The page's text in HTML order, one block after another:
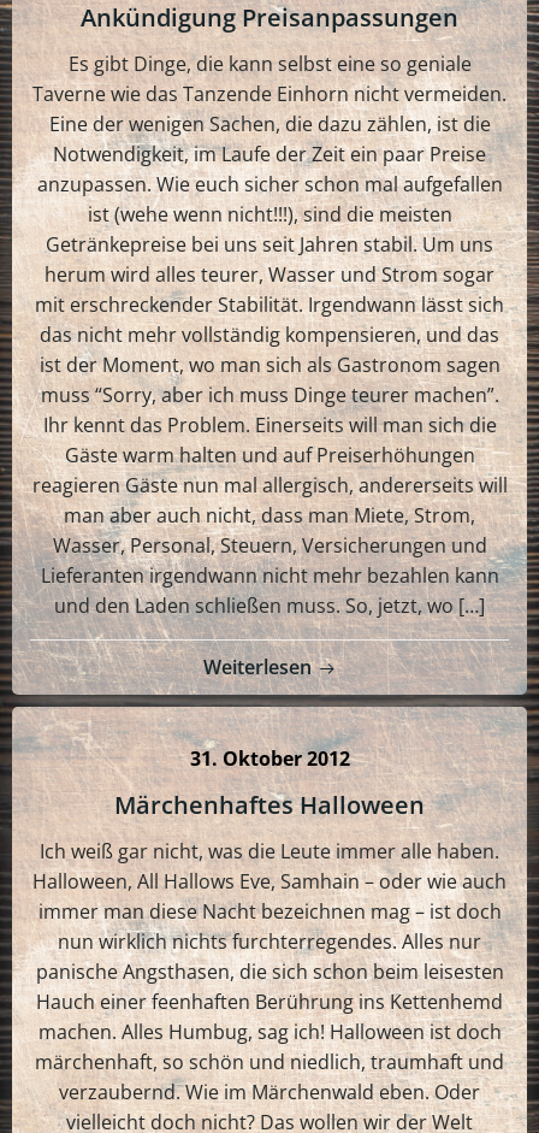
Ankündigung Preisanpassungen
Es gibt Dinge, die kann selbst eine so geniale
Taverne wie das Tanzende Einhorn nicht vermeiden.
Eine der wenigen Sachen, die dazu zählen, ist die
Notwendigkeit, im Laufe der Zeit ein paar Preise
anzupassen. Wie euch sicher schon mal aufgefallen
ist (wehe wenn nicht!!!), sind die meisten
Getränkepreise bei uns seit Jahren stabil. Um uns
herum wird alles teurer, Wasser und Strom sogar
mit erschreckender Stabilität. Irgendwann lässt sich
das nicht mehr vollständig kompensieren, und das
ist der Moment, wo man sich als Gastronom sagen
muss “Sorry, aber ich muss Dinge teurer machen”.
Ihr kennt das Problem. Einerseits will man sich die
Gäste warm halten und auf Preiserhöhungen
reagieren Gäste nun mal allergisch, andererseits will
man aber auch nicht, dass man Miete, Strom,
Wasser, Personal, Steuern, Versicherungen und
Lieferanten irgendwann nicht mehr bezahlen kann
und den Laden schließen muss. So, jetzt, wo […]
Weiterlesen
31. Oktober 2012
Märchenhaftes Halloween
Ich weiß gar nicht, was die Leute immer alle haben.
Halloween, All Hallows Eve, Samhain – oder wie auch
immer man diese Nacht bezeichnen mag – ist doch
nun wirklich nichts furchterregendes. Alles nur
panische Angsthasen, die sich schon beim leisesten
Hauch einer feenhaften Berührung ins Kettenhemd
machen. Alles Humbug, sag ich! Halloween ist doch
märchenhaft, so schön und niedlich, traumhaft und
verzaubernd. Wie im Märchenwald eben. Oder
vielleicht doch nicht? Das wollen wir der Welt